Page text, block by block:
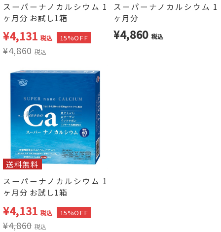
スーパーナノカルシウム 1
ヶ月分 お試し1箱
¥4,131 税込 15%OFF
¥4,860 税込
スーパーナノカルシウム 1
ヶ月分
¥4,860 税込
送料無料
スーパーナノカルシウム 1
ヶ月分 お試し1箱
¥4,131 税込 15%OFF
¥4,860 税込